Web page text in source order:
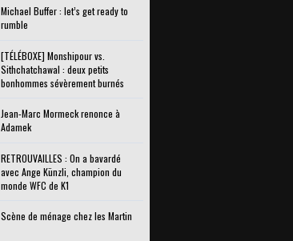
Michael Buffer : let’s get ready to
rumble
[TÉLÉBOXE] Monshipour vs.
Sithchatchawal : deux petits
bonhommes sévèrement burnés
Jean-Marc Mormeck renonce à
Adamek
RETROUVAILLES : On a bavardé
avec Ange Künzli, champion du
monde WFC de K1
Scène de ménage chez les Martin